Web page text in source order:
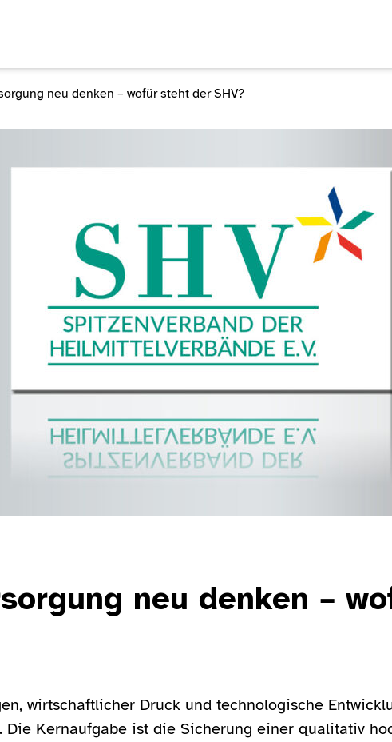
neu denken – wofür steht der SHV?
neu denken –
wirtschaftlicher Druck und technologische
Die Kernaufgabe ist die Sicherung einer qualitativ